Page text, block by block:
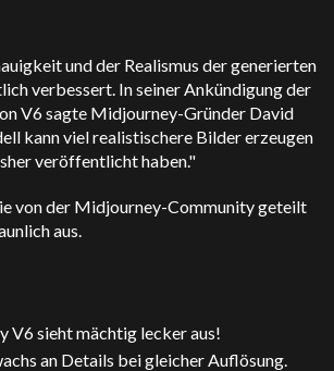
und der Realismus der generierten
verbessert. In seiner Ankündigung der
V6 sagte Midjourney-Gründer David
kann viel realistischere Bilder erzeugen
veröffentlicht haben."
von der Midjourney-Community geteilt
aus.
V6 sieht mächtig lecker aus!
an Details bei gleicher Auflösung.